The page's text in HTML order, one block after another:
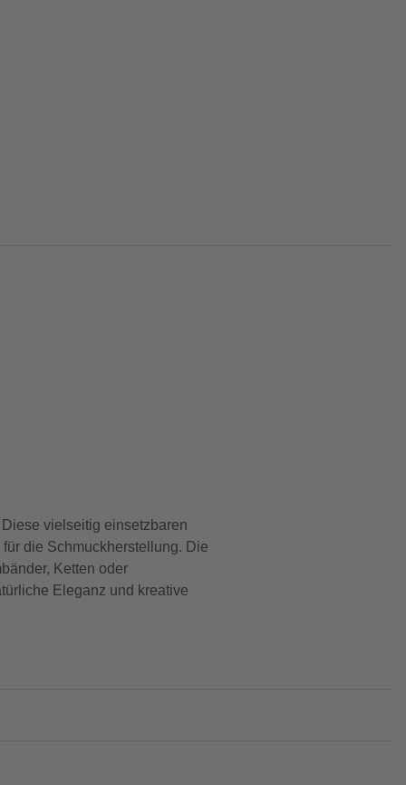
vielseitig einsetzbaren
die Schmuckherstellung. Die
Ketten oder
Eleganz und kreative